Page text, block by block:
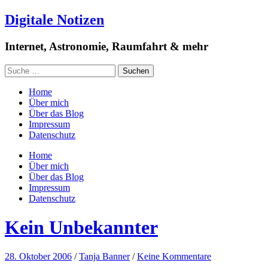
Digitale Notizen
Internet, Astronomie, Raumfahrt & mehr
Home
Über mich
Über das Blog
Impressum
Datenschutz
Home
Über mich
Über das Blog
Impressum
Datenschutz
Kein Unbekannter
28. Oktober 2006 /Tanja Banner /Keine Kommentare